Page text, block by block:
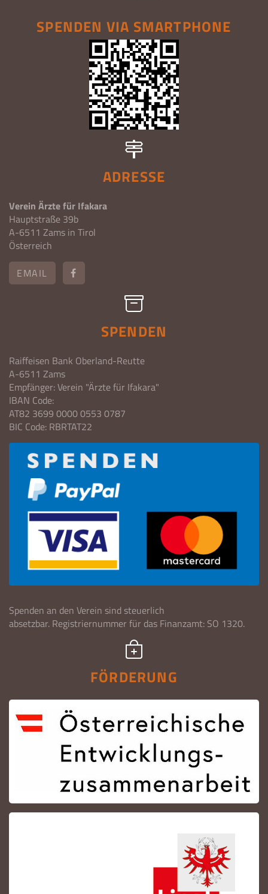
SPENDEN VIA SMARTPHONE
ADRESSE
Verein Ärzte für Ifakara
Hauptstraße 39b
A-6511 Zams in Tirol
Österreich
EMAIL
SPENDEN
Raiffeisen Bank Oberland-Reutte
A-6511 Zams
Empfänger: Verein "Ärzte für Ifakara"
IBAN Code:
AT82 3699 0000 0553 0787
BIC Code: RBRTAT22
Spenden an den Verein sind steuerlich
absetzbar. Registriernummer für das Finanzamt: SO 1320.
FÖRDERUNG